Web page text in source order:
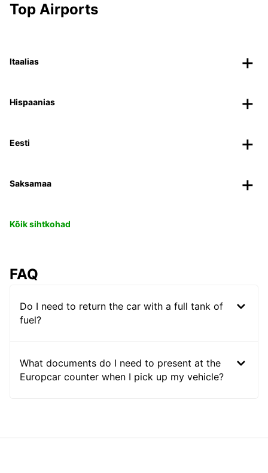
Top Airports
Itaalias
Hispaanias
Eesti
Saksamaa
Kõik sihtkohad
FAQ
Do I need to return the car with a full tank of
fuel?
What documents do I need to present at the
Europcar counter when I pick up my vehicle?